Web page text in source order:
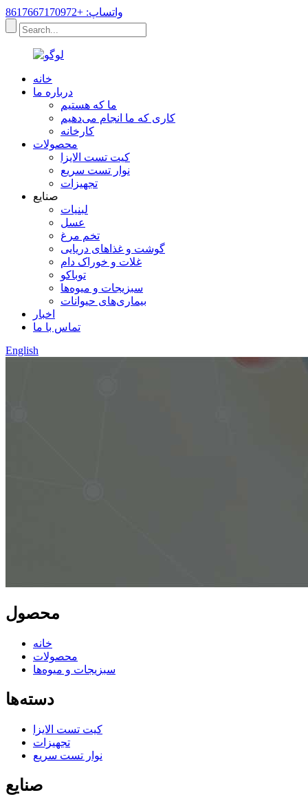
واتساپ: +8617667170972
خانه
درباره ما
ما که هستیم
کاری که ما انجام می‌دهیم
کارخانه
محصولات
کیت تست الایزا
نوار تست سریع
تجهیزات
صنایع
لبنیات
عسل
تخم مرغ
گوشت و غذاهای دریایی
غلات و خوراک دام
توباکو
سبزیجات و میوه‌ها
بیماری‌های حیوانات
اخبار
تماس با ما
English
محصول
خانه
محصولات
سبزیجات و میوه‌ها
دسته‌ها
کیت تست الایزا
تجهیزات
نوار تست سریع
صنایع